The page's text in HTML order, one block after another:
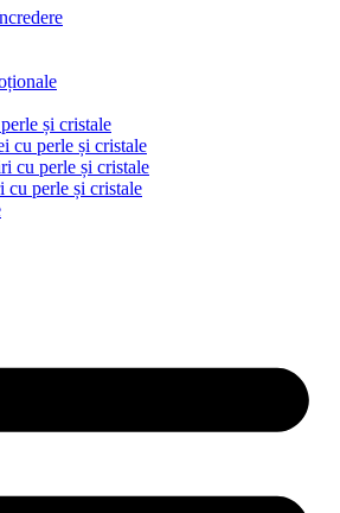
și cristale
cu perle și cristale
cu perle și cristale
cu perle și cristale